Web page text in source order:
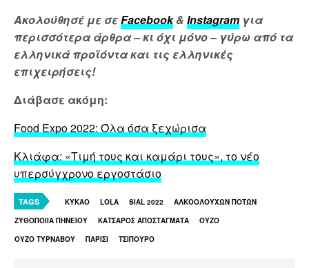
Ακολούθησέ με σεFacebook&Instagram για
περισσότερα άρθρα – κι όχι μόνο – γύρω από τα
ελληνικά προϊόντα και τις ελληνικές
επιχειρήσεις!
Διάβασε ακόμη:
Food Expo 2022: Όλα όσα ξεχώρισα
Κλιάφα: «Τιμή τους και καμάρι τους», το νέο
υπερσύγχρονο εργοστάσιο
TAGS KYKAO LOLA SIAL 2022
ΑΛΚΟΟΛΟΥΧΩΝ ΠΟΤΩΝ
ΖΥΘΟΠΟΙΙΑ ΠΗΝΕΙΟΥ
ΚΑΤΣΑΡΟΣ ΑΠΟΣΤΑΓΜΑΤΑ
ΟΥΖΟ
ΟΥΖΟ ΤΥΡΝΑΒΟΥ
ΠΑΡΙΣΙ ΤΣΙΠΟΥΡΟ